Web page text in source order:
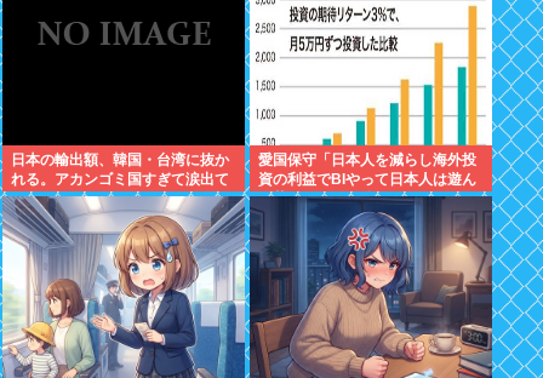
日本の輸出額、韓国・台湾に抜か
れる。アカンゴミ国すぎて涙出て
きた…
愛国保守「日本人を減らし海外投
資の利益でBIやって日本人は遊ん
で暮らすべき。移民は不要」